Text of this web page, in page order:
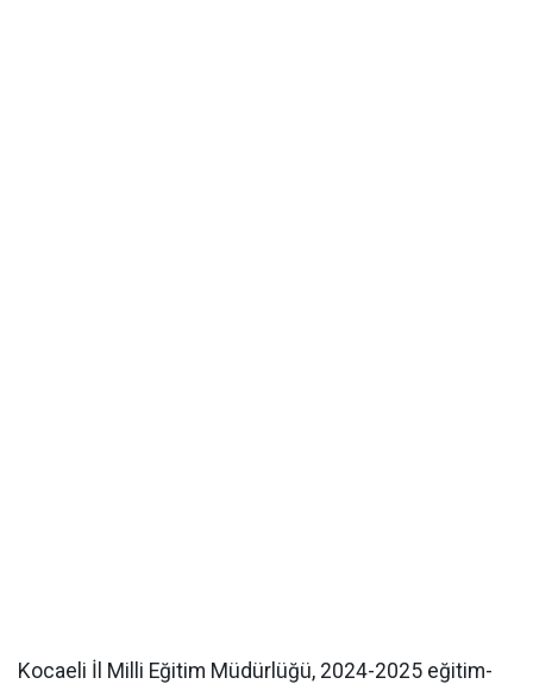
Kocaeli İl Milli Eğitim Müdürlüğü, 2024-2025 eğitim-